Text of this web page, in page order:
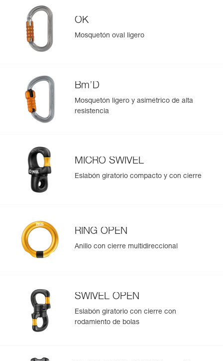
los usuarios debe estar comprendido entre 75 y 140 kg.
OK
Mosquetón oval ligero
Bm’D
Mosquetón ligero y asimétrico de alta
resistencia
MICRO SWIVEL
Eslabón giratorio compacto y con cierre
RING OPEN
Anillo con cierre multidireccional
SWIVEL OPEN
Eslabón giratorio con cierre con
rodamiento de bolas